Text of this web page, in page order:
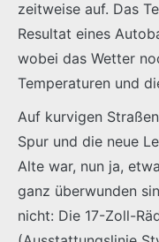
zeitweise auf. Das
Resultat eines
wobei das Wetter
Temperaturen und
Auf kurvigen
Spur und die neue
Alte war, nun ja,
ganz überwunden
nicht: Die 17-Zoll-